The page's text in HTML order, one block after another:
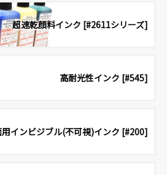
超速乾顔料インク [#2611シリーズ]
高耐光性インク [#545]
インビジブル(不可視)インク [#200]